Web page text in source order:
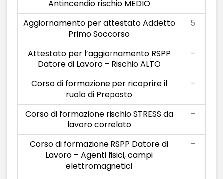
Antincendio rischio MEDIO
Aggiornamento per attestato Addetto
Primo Soccorso
5
Attestato per l’aggiornamento RSPP
Datore di Lavoro – Rischio ALTO
–
Corso di formazione per ricoprire il
ruolo di Preposto
–
Corso di formazione rischio STRESS da
lavoro correlato
–
Corso di formazione RSPP Datore di
Lavoro – Agenti fisici, campi
elettromagnetici
–